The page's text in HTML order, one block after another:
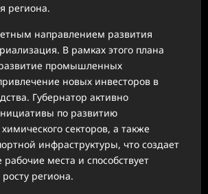
региона.
направлением развития
В рамках этого плана
промышленных
новых инвесторов в
Губернатор активно
по развитию
секторов, а также
инфраструктуры, что создает
места и способствует
региона.